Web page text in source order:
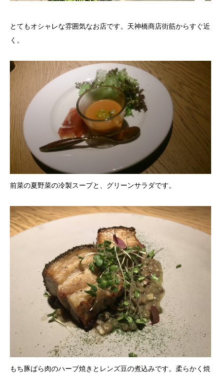
とてもオシャレな雰囲気なお店です。天神橋商店街筋からすぐ近
く。
前菜の夏野菜の冷製スープと、グリーンサラダです。
もち豚ばら肉のハーブ焼きとレンズ豆の煮込みです。柔らかく焼